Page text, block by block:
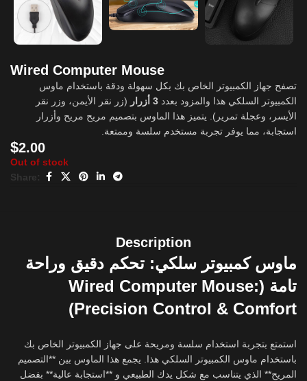
Wired Computer Mouse
تصفح جهاز الكمبيوتر الخاص بك بكل سهولة ودقة باستخدام ماوس
الكمبيوتر السلكي هذا والمزود بعدد3 أزرار
(زر نقر الأيمن، وزر نقر
الأيسر، وعجلة تمرير). يتميز هذا الماوس بتصميم مريح مريح وأزرار
استجابة، مما يوفر تجربة مستخدم سلسة وممتعة.
$2.00
Out of stock
Share:
Description
ماوس كمبيوتر سلكي: تحكم دقيق وراحة
تامة (Wired Computer Mouse:
Precision Control & Comfort)
استمتع بتجربة استخدام سلسة ومريحة على جهاز الكمبيوتر الخاص بك
باستخدام ماوس الكمبيوتر السلكي هذا. يجمع هذا الماوس بين **التصميم
المريح** الذي يتناسب مع شكل يدك الطبيعي و **استجابة عالية** بفضل